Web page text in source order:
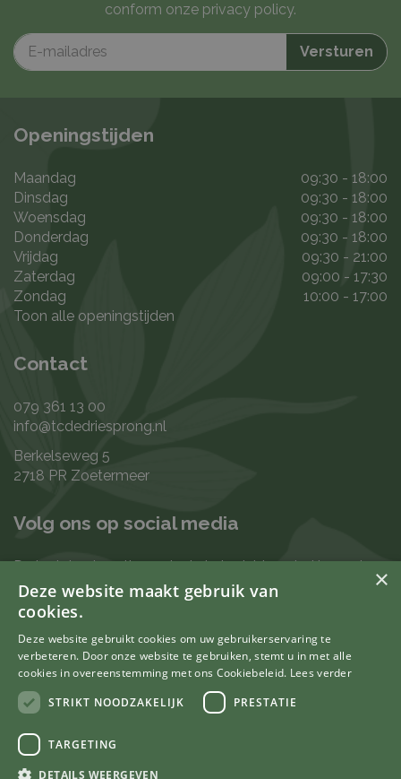
conform onze privacy policy.
Openingstijden
Maandag
09:30 - 18:00
Dinsdag
09:30 - 18:00
Woensdag
09:30 - 18:00
Donderdag
09:30 - 18:00
Vrijdag
09:30 - 21:00
Zaterdag
09:00 - 17:30
Zondag
10:00 - 17:00
Toon alle openingstijden
Contact
079 361 13 00
info@tcdedriesprong.nl
Berkelseweg 5
2718 PR Zoetermeer
Volg ons op social media
De laatste nieuwtjes en leukste berichten vind je op de
de volgende kanalen:
Uw mening telt
© Tuincentrum De Driesprong
×
Deze website maakt gebruik van
cookies.
Deze website gebruikt cookies om uw gebruikerservaring te
verbeteren. Door onze website te gebruiken, stemt u in met alle
cookies in overeenstemming met ons Cookiebeleid. Lees verder
STRIKT NOODZAKELIJK
PRESTATIE
TARGETING
DETAILS WEERGEVEN